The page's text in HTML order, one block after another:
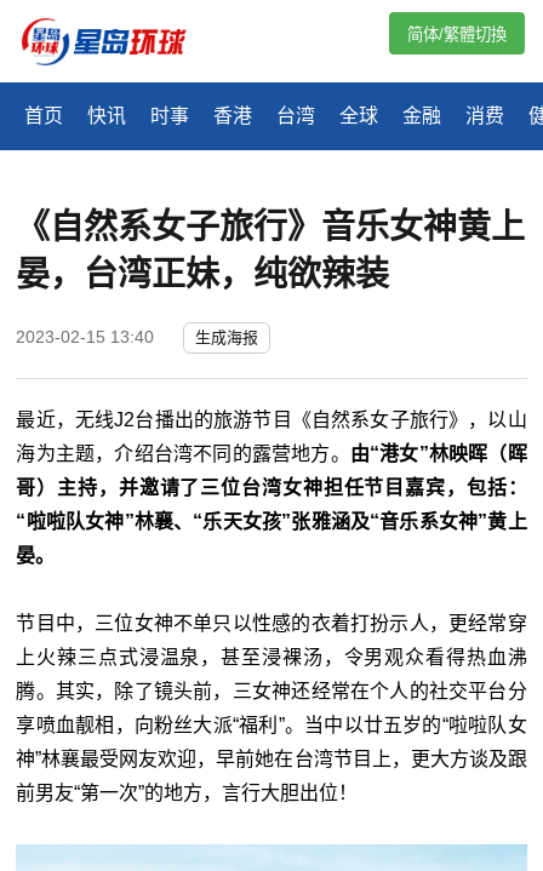
首页 快讯 时事 香港 台湾 全球 金融 消费
简体/繁體切換
《自然系女子旅行》音乐女神黄上
晏，台湾正妹，纯欲辣装
2023-02-15 13:40 生成海报
最近，无线J2台播出的旅游节目《自然系女子旅行》，以山
海为主题，介绍台湾不同的露营地方。 由“港女”林映晖（晖
哥）主持，并邀请了三位台湾女神担任节目嘉宾，包括：
“啦啦队女神”林襄、“乐天女孩”张雅涵及“音乐系女神”黄上
晏。
节目中，三位女神不单只以性感的衣着打扮示人，更经常穿
上火辣三点式浸温泉，甚至浸裸汤，令男观众看得热血沸
腾。其实，除了镜头前，三女神还经常在个人的社交平台分
享喷血靓相，向粉丝大派“福利”。当中以廿五岁的“啦啦队女
神”林襄最受网友欢迎，早前她在台湾节目上，更大方谈及跟
前男友“第一次”的地方，言行大胆出位！